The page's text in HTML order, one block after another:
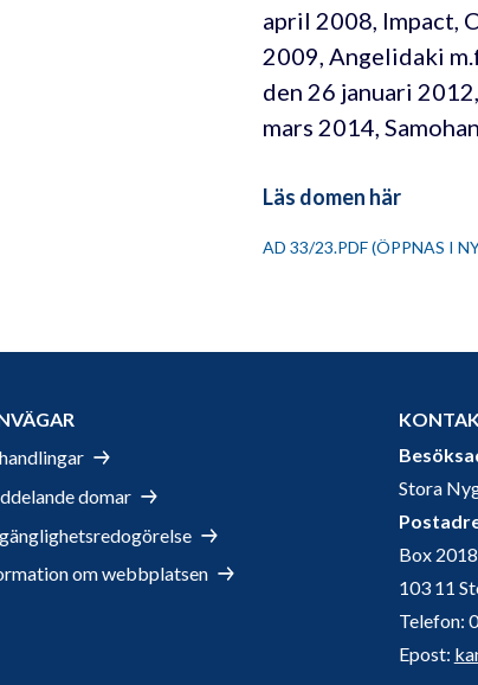
april 2008, Impact,
2009, Angelidaki
den 26 januari
mars 2014,
Läs domen här
AD 33/23.PDF (ÖPPNAS I
domar
om webbplatsen
Stora
Box 2018
103 11
Telefon:
Epost: